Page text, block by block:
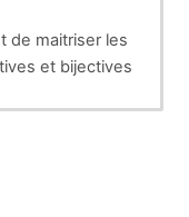
de maitriser les
et bijectives)